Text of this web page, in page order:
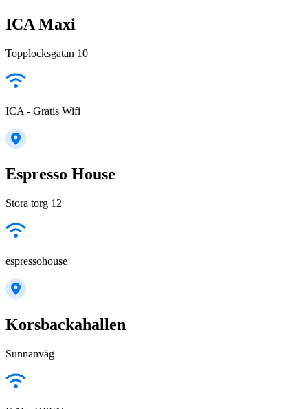
ICA Maxi
Topplocksgatan 10
ICA - Gratis Wifi
Espresso House
Stora torg 12
espressohouse
Korsbackahallen
Sunnanväg